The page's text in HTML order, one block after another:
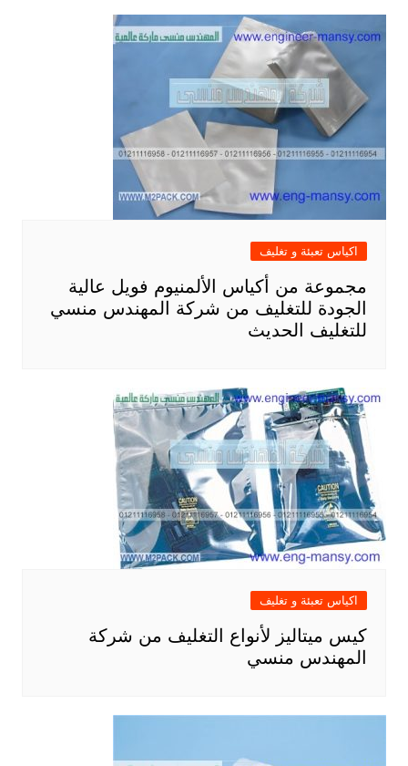
اكياس تعبئة و تغليف
مجموعة من أكياس الألمنيوم فويل عالية
الجودة للتغليف من شركة المهندس منسي
للتغليف الحديث
اكياس تعبئة و تغليف
كيس ميتاليز لأنواع التغليف من شركة
المهندس منسي